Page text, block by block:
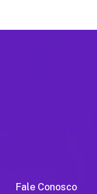
Fale Conosco